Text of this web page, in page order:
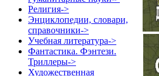
Религия->
Энциклопедии, словари,
справочники->
Учебная литература->
Фантастика. Фэнтези.
Триллеры->
Художественная